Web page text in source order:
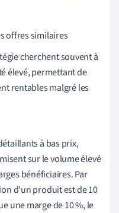
offres similaires
cherchent souvent à
élevé, permettant de
rentables malgré les
à bas prix,
sur le volume élevé
bénéficiaires. Par
d'un produit est de 10
une marge de 10 %, le